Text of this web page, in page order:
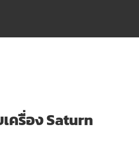
ครื่อง Saturn